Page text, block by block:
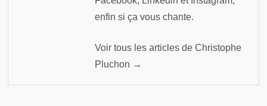
enfin si ça vous chante.
Voir tous les articles de Christophe
Pluchon →